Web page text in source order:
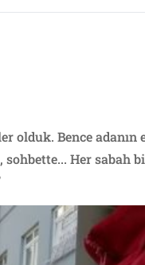
olduk. Bence adanın
sohbette... Her sabah